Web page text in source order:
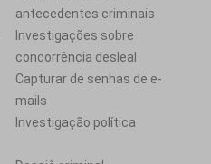
antecedentes criminais
Investigações sobre
concorrência desleal
Capturar de senhas de e-
mails
Investigação política